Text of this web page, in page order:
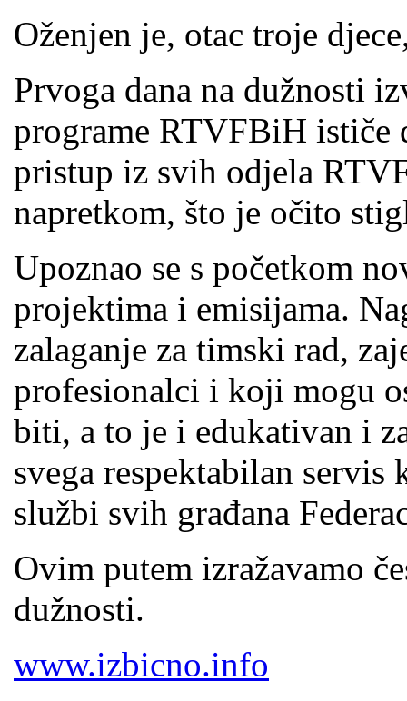
Oženjen je, otac troje
Prvoga dana na dužnosti
programe RTVFBiH ističe
pristup iz svih odjela
napretkom, što je očito
Upoznao se s početkom
projektima i emisijama.
zalaganje za timski rad,
profesionalci i koji mogu
biti, a to je i edukativan i
svega respektabilan
službi svih građana
Ovim putem izražavamo
dužnosti.
www.izbicno.info